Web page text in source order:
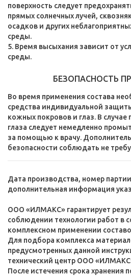
поверхность следует
прямых солнечных лучей,
осадков и других
среды.
5. Время высыхания зависит от
среды.
БЕЗОПАСНОСТЬ
Во время применения состава
средства индивидуальной
кожных покровов и глаз. В случае
глаза следует немедленно
за помощью к врачу.
безопасности соблюдать не
Дата производства, номер
дополнительная информация
ООО «ИЛМАКС» гарантирует
соблюдении технологии работ в
комплексном применении
Для подбора комплекса
предусмотренных данной
технический центр ООО
После истечения срока хранения